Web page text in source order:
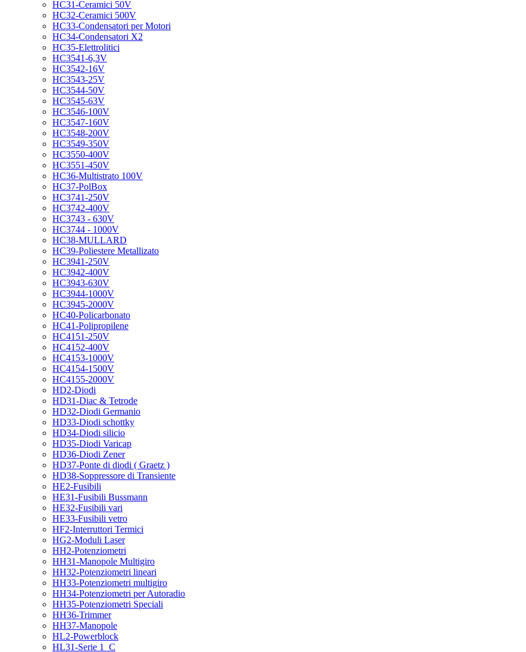
HC31-Ceramici 50V
HC32-Ceramici 500V
HC33-Condensatori per Motori
HC34-Condensatori X2
HC35-Elettrolitici
HC3541-6,3V
HC3542-16V
HC3543-25V
HC3544-50V
HC3545-63V
HC3546-100V
HC3547-160V
HC3548-200V
HC3549-350V
HC3550-400V
HC3551-450V
HC36-Multistrato 100V
HC37-PolBox
HC3741-250V
HC3742-400V
HC3743 - 630V
HC3744 - 1000V
HC38-MULLARD
HC39-Poliestere Metallizato
HC3941-250V
HC3942-400V
HC3943-630V
HC3944-1000V
HC3945-2000V
HC40-Policarbonato
HC41-Polipropilene
HC4151-250V
HC4152-400V
HC4153-1000V
HC4154-1500V
HC4155-2000V
HD2-Diodi
HD31-Diac & Tetrode
HD32-Diodi Germanio
HD33-Diodi schottky
HD34-Diodi silicio
HD35-Diodi Varicap
HD36-Diodi Zener
HD37-Ponte di diodi ( Graetz )
HD38-Soppressore di Transiente
HE2-Fusibili
HE31-Fusibili Bussmann
HE32-Fusibili vari
HE33-Fusibili vetro
HF2-Interruttori Termici
HG2-Moduli Laser
HH2-Potenziometri
HH31-Manopole Multigiro
HH32-Potenziometri lineari
HH33-Potenziometri multigiro
HH34-Potenziometri per Autoradio
HH35-Potenziometri Speciali
HH36-Trimmer
HH37-Manopole
HL2-Powerblock
HL31-Serie 1_C